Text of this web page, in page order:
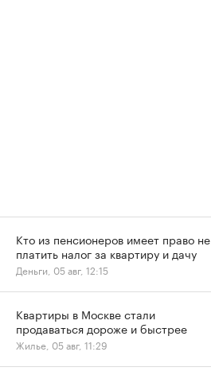
Кто из пенсионеров имеет право не
платить налог за квартиру и дачу
Деньги, 05 авг, 12:15
Квартиры в Москве стали
продаваться дороже и быстрее
Жилье, 05 авг, 11:29